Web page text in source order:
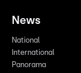
News
National
International
Panorama